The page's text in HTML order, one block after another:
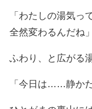
「わたしの湯気っ
全然変わるんだね」
ふわり、と広がる
「今日は……静かだ